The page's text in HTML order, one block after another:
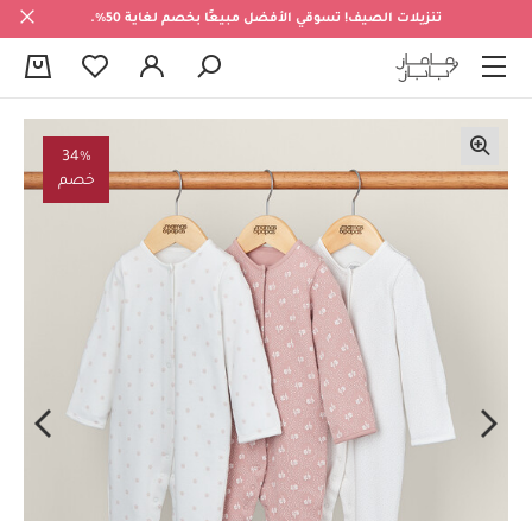
تنزيلات الصيف! تسوقي الأفضل مبيعًا بخصم لغاية 50%.
34%
خصم